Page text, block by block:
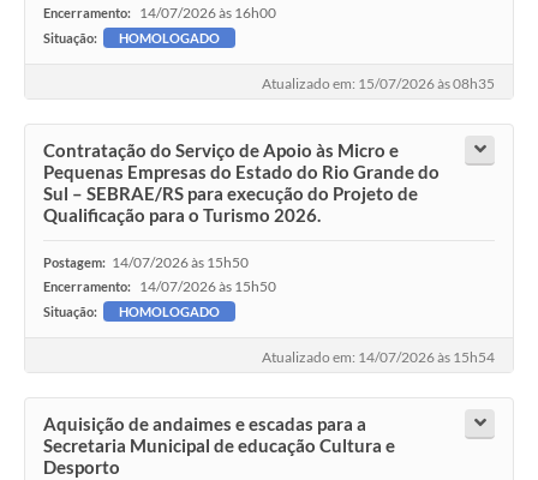
Encerramento: 14/07/2026 às 16h00
Situação: HOMOLOGADO
Atualizado em: 15/07/2026 às 08h35
Contratação do Serviço de Apoio às Micro e
Pequenas Empresas do Estado do Rio Grande do
Sul – SEBRAE/RS para execução do Projeto de
Qualificação para o Turismo 2026.
Postagem: 14/07/2026 às 15h50
Encerramento: 14/07/2026 às 15h50
Situação: HOMOLOGADO
Atualizado em: 14/07/2026 às 15h54
Aquisição de andaimes e escadas para a
Secretaria Municipal de educação Cultura e
Desporto